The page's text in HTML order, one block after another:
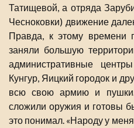
Татищевой, а отряда
Чесноковки) движение
Правда, к этому времени
заняли большую
административные
Кунгур, Яицкий городок и
всю свою армию и
сложили оружия и готовы
это понимал. «Народу у